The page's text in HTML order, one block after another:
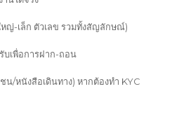
ญ่-เล็ก ตัวเลข รวมทั้งสัญลักษณ์)
เพื่อการฝาก-ถอน
น/หนังสือเดินทาง) หากต้องทำ KYC